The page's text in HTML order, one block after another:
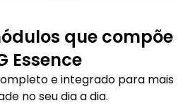
que compõe
Essence
e integrado para mais
no seu dia a dia.